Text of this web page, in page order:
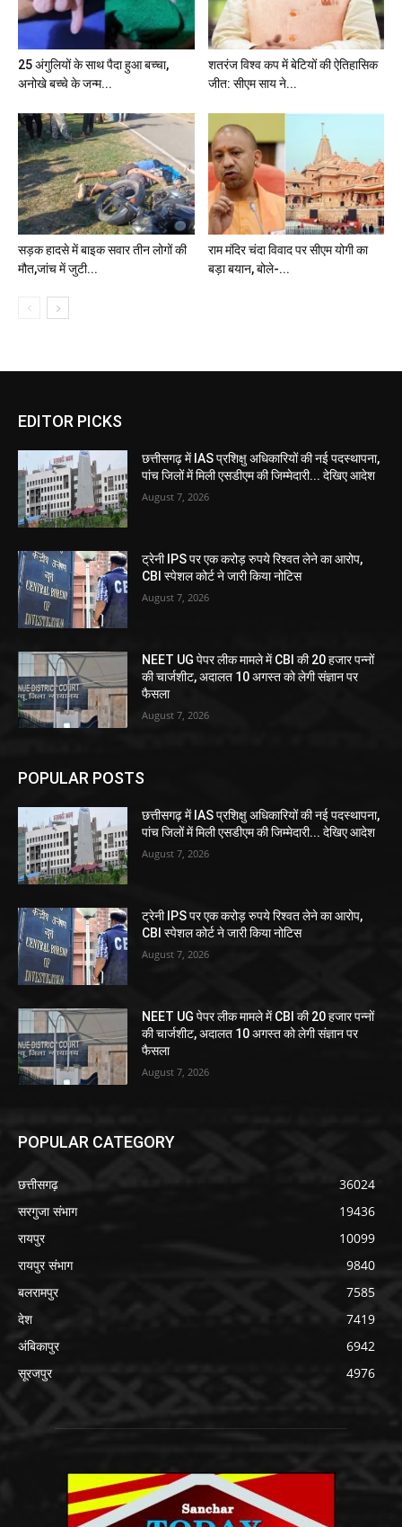
25 अंगुलियों के साथ पैदा हुआ बच्चा,
अनोखे बच्चे के जन्म...
शतरंज विश्व कप में बेटियों की ऐतिहासिक
जीत: सीएम साय ने...
सड़क हादसे में बाइक सवार तीन लोगों की
मौत,जांच में जुटी...
राम मंदिर चंदा विवाद पर सीएम योगी का
बड़ा बयान, बोले-...
EDITOR PICKS
छत्तीसगढ़ में IAS प्रशिक्षु अधिकारियों की नई पदस्थापना,
पांच जिलों में मिली एसडीएम की जिम्मेदारी... देखिए आदेश
August 7, 2026
ट्रेनी IPS पर एक करोड़ रुपये रिश्वत लेने का आरोप,
CBI स्पेशल कोर्ट ने जारी किया नोटिस
August 7, 2026
NEET UG पेपर लीक मामले में CBI की 20 हजार पन्नों
की चार्जशीट, अदालत 10 अगस्त को लेगी संज्ञान पर
फैसला
August 7, 2026
POPULAR POSTS
छत्तीसगढ़ में IAS प्रशिक्षु अधिकारियों की नई पदस्थापना,
पांच जिलों में मिली एसडीएम की जिम्मेदारी... देखिए आदेश
August 7, 2026
ट्रेनी IPS पर एक करोड़ रुपये रिश्वत लेने का आरोप,
CBI स्पेशल कोर्ट ने जारी किया नोटिस
August 7, 2026
NEET UG पेपर लीक मामले में CBI की 20 हजार पन्नों
की चार्जशीट, अदालत 10 अगस्त को लेगी संज्ञान पर
फैसला
August 7, 2026
POPULAR CATEGORY
छत्तीसगढ़
36024
सरगुजा संभाग
19436
रायपुर
10099
रायपुर संभाग
9840
बलरामपुर
7585
देश
7419
अंबिकापुर
6942
सूरजपुर
4976